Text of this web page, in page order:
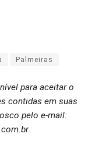
Palmeiras
para aceitar o
contidas em suas
pelo e-mail: